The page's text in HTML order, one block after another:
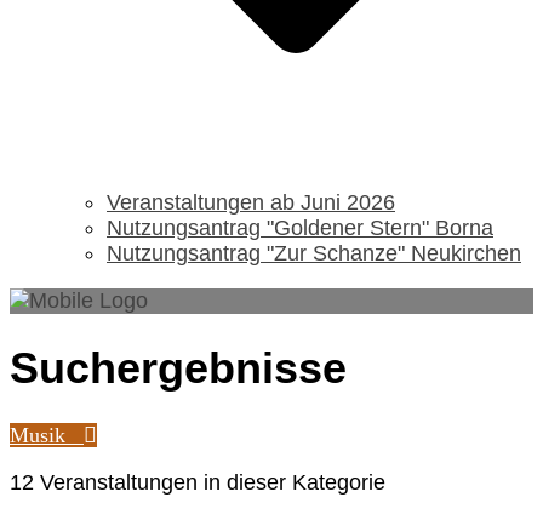
Veranstaltungen ab Juni 2026
Nutzungsantrag "Goldener Stern" Borna
Nutzungsantrag "Zur Schanze" Neukirchen
Suchergebnisse
Musik
12 Veranstaltungen in dieser Kategorie